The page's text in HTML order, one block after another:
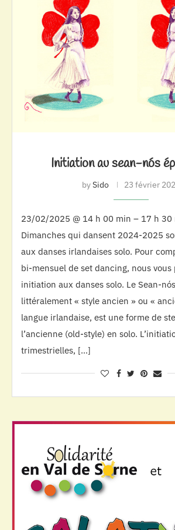
Initiation au sean-nós
bySido 23 février
23/02/2025 @ 14 h 00 min – 17 h 30
Dimanches qui dansent 2024-2025
aux danses irlandaises solo. Pour
bi-mensuel de set dancing, nous vous
initiation aux danses solo. Le Sean-
littéralement « style ancien » ou «
langue irlandaise, est une forme de
l’ancienne (old-style) en solo.
trimestrielles, […]